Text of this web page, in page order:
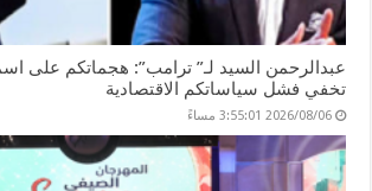
عبدالرحمن السيد لـ” ترامب”: هجماتكم على
تخفي فشل سياساتكم الاقتصادية
2026/08/06 3:55:01 مساءً